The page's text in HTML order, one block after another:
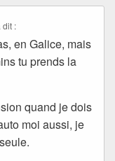
dit :
en Galice, mais
tu prends la
quand je dois
moi aussi, je